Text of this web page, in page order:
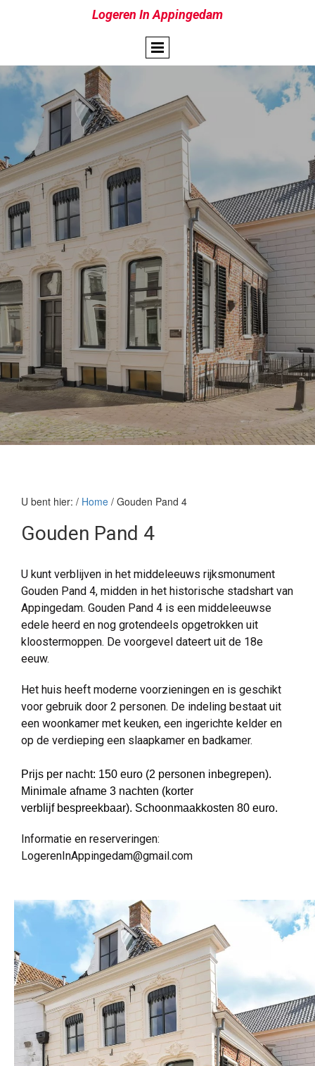
Logeren In Appingedam
U bent hier: / Home / Gouden Pand 4
Gouden Pand 4
U kunt verblijven in het middeleeuws rijksmonument
Gouden Pand 4, midden in het historische stadshart van
Appingedam. Gouden Pand 4 is een middeleeuwse
edele heerd en nog grotendeels opgetrokken uit
kloostermoppen. De voorgevel dateert uit de 18e
eeuw.
Het huis heeft moderne voorzieningen en is geschikt
voor gebruik door 2 personen. De indeling bestaat uit
een woonkamer met keuken, een ingerichte kelder en
op de verdieping een slaapkamer en badkamer.
Prijs per nacht: 150 euro (2 personen inbegrepen).
Minimale afname 3 nachten (korter
verblijf bespreekbaar). Schoonmaakkosten 80 euro.
Informatie en reserveringen:
LogerenInAppingedam@gmail.com